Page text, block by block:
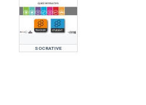
SOCRATIVE